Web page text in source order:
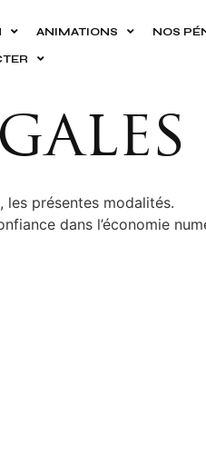
ANIMATIONS NOS
les présentes modalités.
dans l’économie